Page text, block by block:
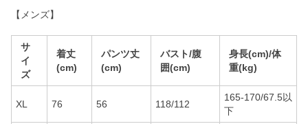
【メンズ】
サ
イ
ズ
着丈
(cm)
パンツ丈
(cm)
バスト/腹
囲(cm)
身長(cm)/体
重(kg)
XL 76 56 118/112
165-170/67.5以
下